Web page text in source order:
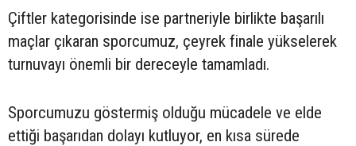
Çiftler kategorisinde ise partneriyle birlikte başarılı
maçlar çıkaran sporcumuz, çeyrek finale yükselerek
turnuvayı önemli bir dereceyle tamamladı.
Sporcumuzu göstermiş olduğu mücadele ve elde
ettiği başarıdan dolayı kutluyor, en kısa sürede